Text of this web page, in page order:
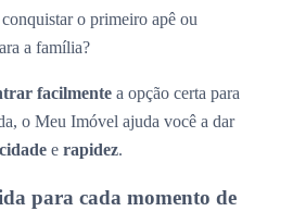
o primeiro apê ou
a família?
facilmente a opção certa para
o Meu Imóvel ajuda você a dar
e rapidez.
para cada momento de